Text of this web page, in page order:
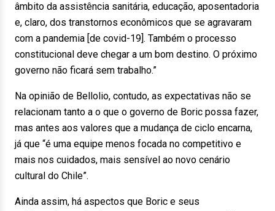
âmbito da assistência sanitária, educação, aposentadoria
e, claro, dos transtornos econômicos que se agravaram
com a pandemia [de covid-19]. Também o processo
constitucional deve chegar a um bom destino. O próximo
governo não ficará sem trabalho.”
Na opinião de Bellolio, contudo, as expectativas não se
relacionam tanto a o que o governo de Boric possa fazer,
mas antes aos valores que a mudança de ciclo encarna,
já que “é uma equipe menos focada no competitivo e
mais nos cuidados, mais sensível ao novo cenário
cultural do Chile”.
Ainda assim, há aspectos que Boric e seus